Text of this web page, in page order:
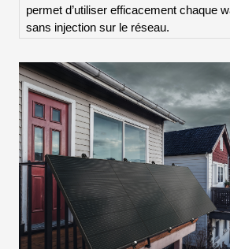
permet d’utiliser efficacement chaque
sans injection sur le réseau.